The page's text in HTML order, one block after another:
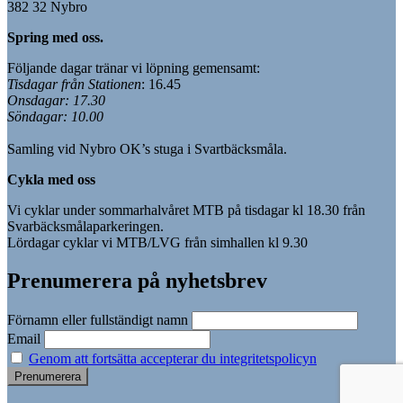
382 32 Nybro
Spring med oss.
Följande dagar tränar vi löpning gemensamt:
Tisdagar från Stationen: 16.45
Onsdagar: 17.30
Söndagar: 10.00
Samling vid Nybro OK’s stuga i Svartbäcksmåla.
Cykla med oss
Vi cyklar under sommarhalvåret MTB på tisdagar kl 18.30 från
Svarbäcksmålaparkeringen.
Lördagar cyklar vi MTB/LVG från simhallen kl 9.30
Prenumerera på nyhetsbrev
Förnamn eller fullständigt namn
Email
Genom att fortsätta accepterar du integritetspolicyn